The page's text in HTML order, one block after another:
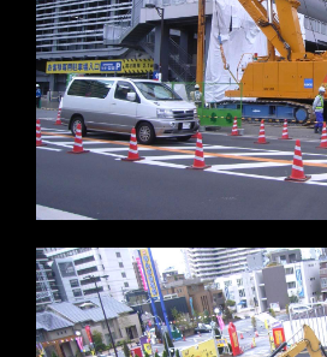
※写真をクリックすると拡大します